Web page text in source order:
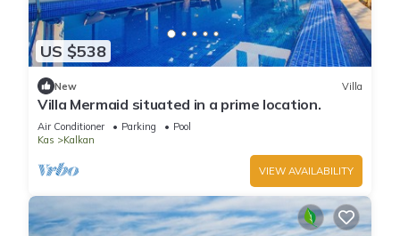
US $538
New Villa
Villa Mermaid situated in a prime location.
Air Conditioner Parking
Pool
Kas
Kalkan
VIEW AVAILABILITY